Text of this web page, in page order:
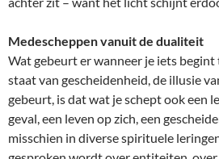
Medescheppen vanuit de dualiteit
Wat gebeurt er wanneer je iets
staat van gescheidenheid, de illusie
gebeurt, is dat wat je schept ook een
geval, een leven op zich, een
misschien in diverse spirituele